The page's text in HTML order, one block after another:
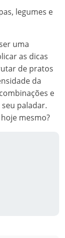
legumes e
uma
as dicas
de pratos
da
e
paladar.
mesmo?